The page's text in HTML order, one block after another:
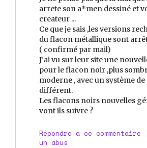
arrete son a*men dessiné et
createur ...
Ce que je sais ,les versions
du flacon métallique sont
( confirmé par mail)
J’ai vu sur leur site une
pour le flacon noir ,plus
moderne , avec un système
différent.
Les flacons noirs nouvelles
vont ils suivre ?
Répondre à ce commentaire
un abus